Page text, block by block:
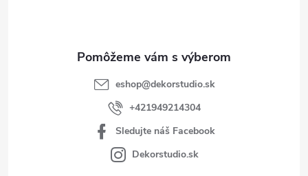
eshop@dekorstudio.sk
+421949214304
Sledujte náš Facebook
Dekorstudio.sk